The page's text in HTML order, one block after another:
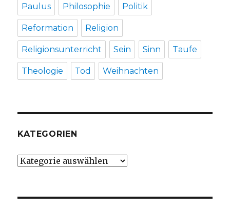
Paulus Philosophie Politik
Reformation Religion
Religionsunterricht Sein Sinn Taufe
Theologie Tod Weihnachten
KATEGORIEN
Kategorien